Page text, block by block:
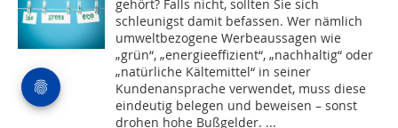
gehört? Falls nicht, sollten Sie sich
schleunigst damit befassen. Wer nämlich
umweltbezogene Werbeaussagen wie
„grün“, „energieeffizient“, „nachhaltig“ oder
„natürliche Kältemittel“ in seiner
Kundenansprache verwendet, muss diese
eindeutig belegen und beweisen – sonst
drohen hohe Bußgelder. ...